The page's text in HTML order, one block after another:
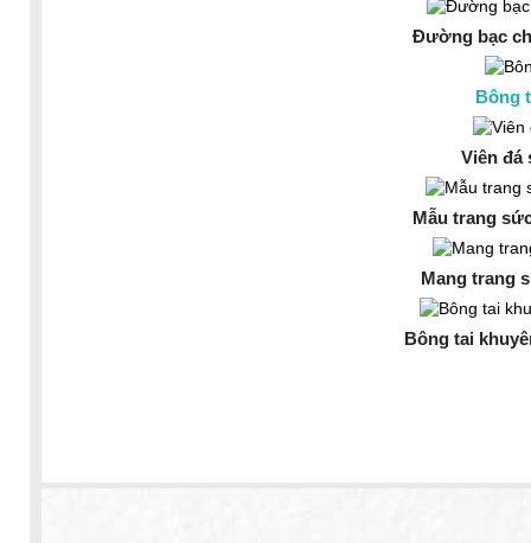
Đường bạc
Bông
Viên
Mẫu trang
Mang trang
Bông tai